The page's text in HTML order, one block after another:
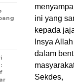
ini yang
kepada
Insya
dalam
Sekdes,